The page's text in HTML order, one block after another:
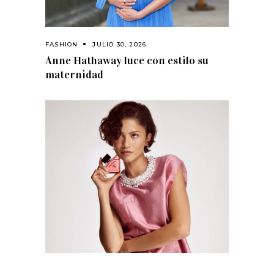
FASHION JULIO 30, 2026
Anne Hathaway luce con estilo su
maternidad